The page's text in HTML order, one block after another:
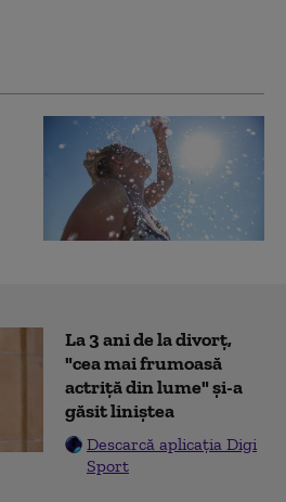
La 3 ani de la divorț,
"cea mai frumoasă
actriță din lume" și-a
găsit liniștea
Descarcă aplicația Digi
Sport